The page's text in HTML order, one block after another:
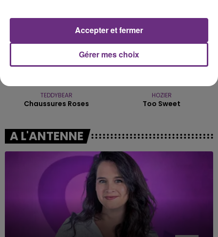
TEDDYBEAR
Chaussures Roses
HOZIER
Too Sweet
A L'ANTENNE
Gérer mes choix
Accepter et fermer